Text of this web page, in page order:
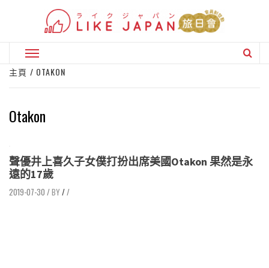
Primary
Menu
主頁 OTAKON
Otakon
聲優井上喜久子女僕打扮出席美國Otakon 果然是永
遠的17歲
2019-07-30 / //